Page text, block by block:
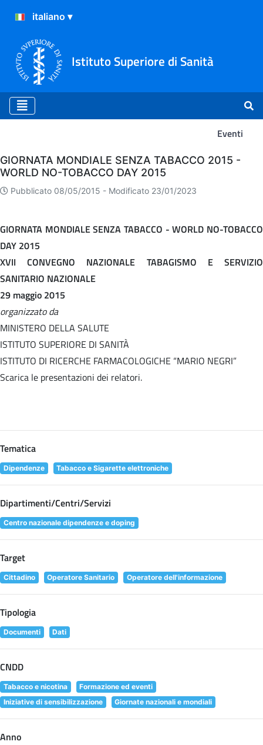
Istituto Superiore di Sanità
Eventi
Eventi
GIORNATA MONDIALE SENZA TABACCO 2015 -
WORLD NO-TOBACCO DAY 2015
Pubblicato 08/05/2015 - Modificato 23/01/2023
GIORNATA MONDIALE SENZA TABACCO - WORLD NO-TOBACCO
DAY 2015
XVII CONVEGNO NAZIONALE TABAGISMO E SERVIZIO
SANITARIO NAZIONALE
29 maggio 2015
organizzato da
MINISTERO DELLA SALUTE
ISTITUTO SUPERIORE DI SANITÀ
ISTITUTO DI RICERCHE FARMACOLOGICHE “MARIO NEGRI”
Scarica le presentazioni dei relatori.
Tematica
Dipendenze Tabacco e Sigarette elettroniche
Dipartimenti/Centri/Servizi
Centro nazionale dipendenze e doping
Target
Cittadino Operatore Sanitario Operatore dell'informazione
Tipologia
Documenti Dati
CNDD
Tabacco e nicotina
Formazione ed eventi
Iniziative di sensibilizzazione
Giornate nazionali e mondiali
Anno